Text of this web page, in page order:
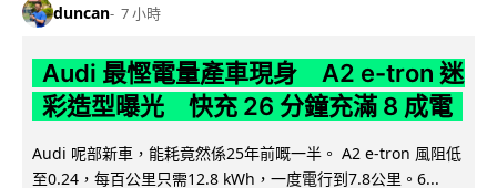
duncan 7 小時
Audi 最慳電量產車現身 A2 e-tron 迷
彩造型曝光 快充 26 分鐘充滿 8 成電
Audi 呢部新車，能耗竟然係25年前嘅一半。 A2 e-tron 風阻低
至0.24，每百公里只需12.8 kWh，一度電行到7.8公里。6...